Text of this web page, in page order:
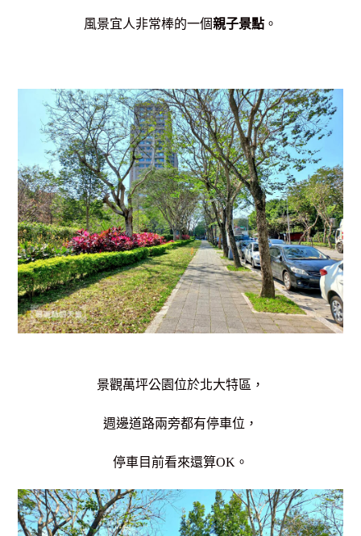
風景宜人非常棒的一個親子景點 。
景觀萬坪公園位於北大特區，
週邊道路兩旁都有停車位，
停車目前看來還算OK。